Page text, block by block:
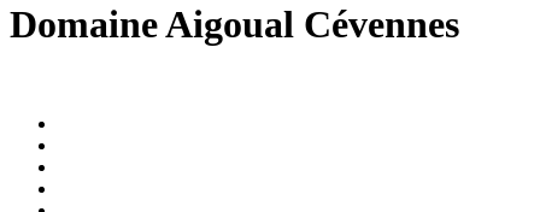
Domaine Aigoual Cévennes